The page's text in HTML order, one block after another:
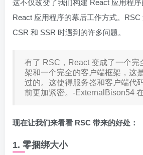
这不仅改变了我们构建 React 应用程
React 应用程序的幕后工作方式。RSC
CSR 和 SSR 时遇到的许多问题。
有了 RSC，React 变成了一个完
架和一个完全的客户端框架，这
过的。这使得服务器和客户端代
前更加紧密。-ExternalBison54
现在让我们来看看 RSC 带来的好处：
1. 零捆绑大小